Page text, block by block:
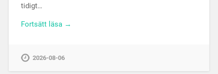
tidigt…
Fortsätt läsa →
2026-08-06